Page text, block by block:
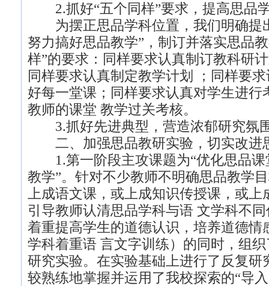
2.抓好“五个同样”要求，提高思品
为摆正思品学科位置，我们明确提
努力搞好思品教学”，制订并落实思品
样”的要求：同样要求认真制订教科研
同样要求认真制定教学计划 ；同样要
好每一堂课；同样要求认真对学生进行
教师的课堂 教学过关考核。
3.抓好先进典型，营造浓郁研究氛
二、加强思品教研实验，切实改进
1.第一阶段主攻课题为“优化思品课
教学”。针对不少教师不明确思品教学
上成语文课，或上成知识传授课，或
引导教师认清思品学科与语 文学科不
着重提高学生的道德认识，培养道德情
学科着重语 言文字训练）的同时，组
研究实验。在实验基础上进行了反复研
较熟练地掌握并运用了我校探索的“导